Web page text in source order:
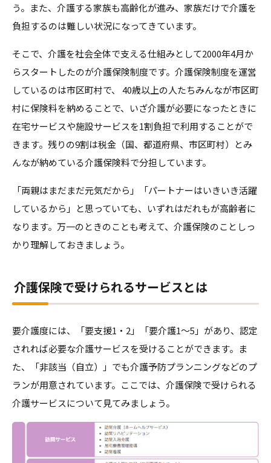
う。また、介護する家族も高齢化が進み、家族だけで介護を
負担するのは難しい状況になってきています。
そこで、介護を社会全体で支える仕組みとして2000年4月か
らスタートしたのが介護保険制度です。介護保険制度を運営
しているのは市区町村で、 40歳以上の人たちみんなが市区町
村に保険料を納めることで、いざ介護が必要になったときに
在宅サービスや施設サービスを1割負担で利用することがで
きます。残りの9割は税金（国、都道府県、市区町村）とみ
んなが納めている介護保険料で分担しています。
「両親はまだまだ元気だから」「パートナーはいきいき活躍
しているから」と思っていても、いずれはだれもが高齢者に
なります。万一のときのことも考えて、介護保険のことしっ
かり理解しておきましょう。
介護保険で受けられるサービスとは
要介護度には、「要支援1・2」「要介護1〜5」があり、認定
されれば必要な介護サービスを受けることができます。ま
た、「非該当（自立）」でも介護予防プランニングなどのプ
ランが用意されています。ここでは、介護保険で受けられる
介護サービスについて見てみましょう。